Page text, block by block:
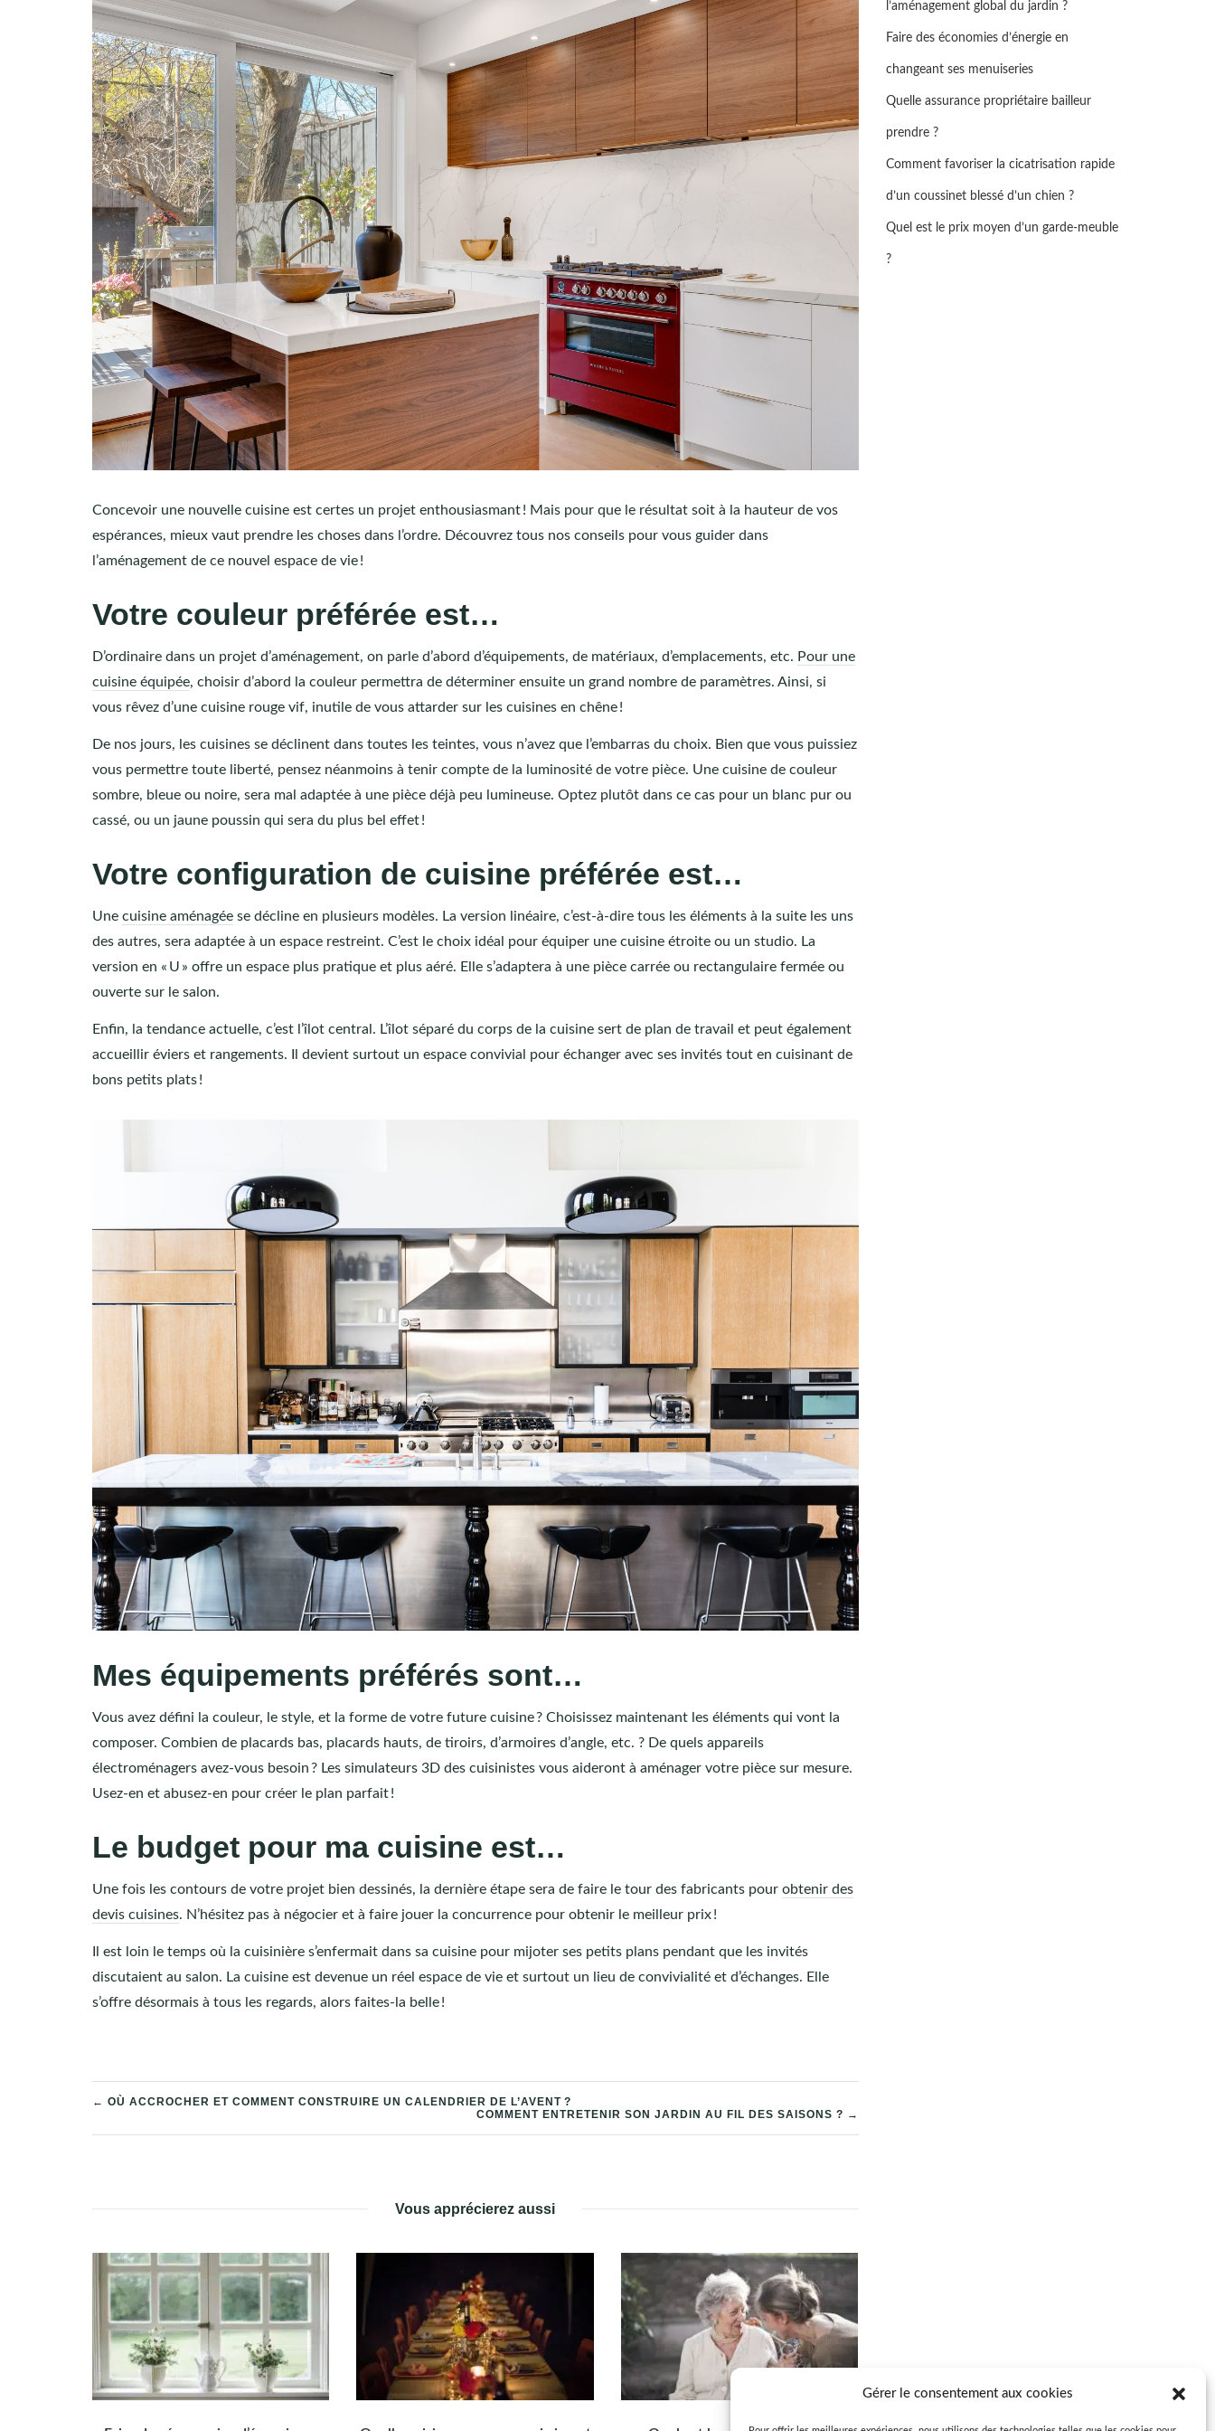
Gérer le consentement aux cookies
Concevoir une nouvelle cuisine est certes un projet enthousiasmant ! Mais pour que le résultat soit à la hauteur de vos
espérances, mieux vaut prendre les choses dans l’ordre. Découvrez tous nos conseils pour vous guider dans
l’aménagement de ce nouvel espace de vie !
Votre couleur préférée est…
D’ordinaire dans un projet d’aménagement, on parle d’abord d’équipements, de matériaux, d’emplacements, etc. Pour une
cuisine équipée, choisir d’abord la couleur permettra de déterminer ensuite un grand nombre de paramètres. Ainsi, si
vous rêvez d’une cuisine rouge vif, inutile de vous attarder sur les cuisines en chêne !
De nos jours, les cuisines se déclinent dans toutes les teintes, vous n’avez que l’embarras du choix. Bien que vous puissiez
vous permettre toute liberté, pensez néanmoins à tenir compte de la luminosité de votre pièce. Une cuisine de couleur
sombre, bleue ou noire, sera mal adaptée à une pièce déjà peu lumineuse. Optez plutôt dans ce cas pour un blanc pur ou
cassé, ou un jaune poussin qui sera du plus bel effet !
Votre configuration de cuisine préférée est…
Une cuisine aménagée se décline en plusieurs modèles. La version linéaire, c’est-à-dire tous les éléments à la suite les uns
des autres, sera adaptée à un espace restreint. C’est le choix idéal pour équiper une cuisine étroite ou un studio. La
version en « U » offre un espace plus pratique et plus aéré. Elle s’adaptera à une pièce carrée ou rectangulaire fermée ou
ouverte sur le salon.
Enfin, la tendance actuelle, c’est l’îlot central. L’îlot séparé du corps de la cuisine sert de plan de travail et peut également
accueillir éviers et rangements. Il devient surtout un espace convivial pour échanger avec ses invités tout en cuisinant de
bons petits plats !
Mes équipements préférés sont…
Vous avez défini la couleur, le style, et la forme de votre future cuisine ? Choisissez maintenant les éléments qui vont la
composer. Combien de placards bas, placards hauts, de tiroirs, d’armoires d’angle, etc. ? De quels appareils
électroménagers avez-vous besoin ? Les simulateurs 3D des cuisinistes vous aideront à aménager votre pièce sur mesure.
Usez-en et abusez-en pour créer le plan parfait !
Le budget pour ma cuisine est…
Une fois les contours de votre projet bien dessinés, la dernière étape sera de faire le tour des fabricants pour obtenir des
devis cuisines. N’hésitez pas à négocier et à faire jouer la concurrence pour obtenir le meilleur prix !
Il est loin le temps où la cuisinière s’enfermait dans sa cuisine pour mijoter ses petits plans pendant que les invités
discutaient au salon. La cuisine est devenue un réel espace de vie et surtout un lieu de convivialité et d’échanges. Elle
s’offre désormais à tous les regards, alors faites-la belle !
NAVIGATION
DE
← OÙ ACCROCHER ET COMMENT CONSTRUIRE UN CALENDRIER DE L’AVENT ?
COMMENT ENTRETENIR SON JARDIN AU FIL DES SAISONS ? →
Vous apprécierez aussi
l’aménagement global du jardin ?
Faire des économies d’énergie en
changeant ses menuiseries
Quelle assurance propriétaire bailleur
prendre ?
Comment favoriser la cicatrisation rapide
d’un coussinet blessé d’un chien ?
Quel est le prix moyen d’un garde-meuble
?